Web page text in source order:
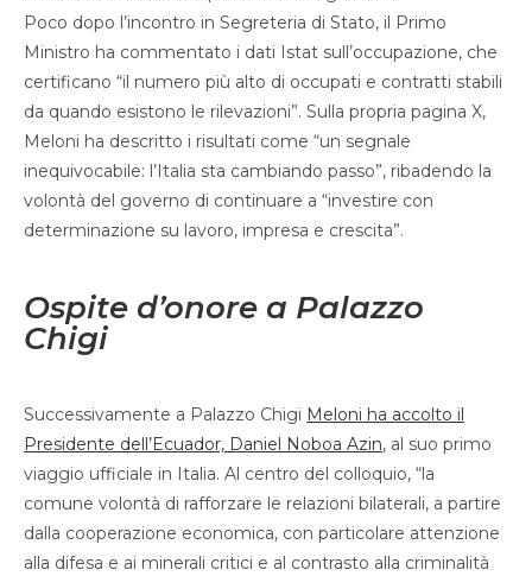
Poco dopo l’incontro in Segreteria di Stato, il Primo
Ministro ha commentato i dati Istat sull’occupazione, che
certificano “il numero più alto di occupati e contratti stabili
da quando esistono le rilevazioni”. Sulla propria pagina X,
Meloni ha descritto i risultati come “un segnale
inequivocabile: l’Italia sta cambiando passo”, ribadendo la
volontà del governo di continuare a “investire con
determinazione su lavoro, impresa e crescita”.
Ospite d’onore a Palazzo
Chigi
Successivamente a Palazzo Chigi Meloni ha accolto il
Presidente dell’Ecuador, Daniel Noboa Azin, al suo primo
viaggio ufficiale in Italia. Al centro del colloquio, “la
comune volontà di rafforzare le relazioni bilaterali, a partire
dalla cooperazione economica, con particolare attenzione
alla difesa e ai minerali critici e al contrasto alla criminalità